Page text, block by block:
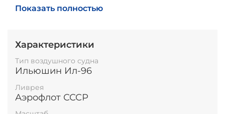
Высота модели на подставке: до 25 см
Показать полностью
Характеристики
Тип воздушного судна
Ильюшин Ил-96
Ливрея
Аэрофлот СССР